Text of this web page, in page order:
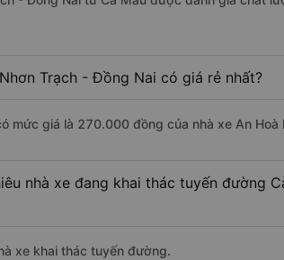
Trạch - Đồng Nai có giá rẻ nhất?
mức giá là 270.000 đồng của nhà xe An Hoà
nhà xe đang khai thác tuyến đường
xe khai thác tuyến đường.